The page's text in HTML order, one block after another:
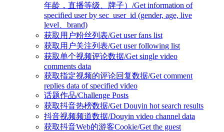
年龄，直播等级、牌子）/Get information of
specified user by sec_user_id (gender, age, live
level、brand)
获取用户粉丝列表/Get user fans list
获取用户关注列表/Get user following list
获取单个视频评论数据/Get single video
comments data
获取指定视频的评论回复数据/Get comment
replies data of specified video
话题作品/Challenge Posts
获取抖音热榜数据/Get Douyin hot search results
抖音视频频道数据/Douyin video channel data
获取抖音Web的游客Cookie/Get the guest